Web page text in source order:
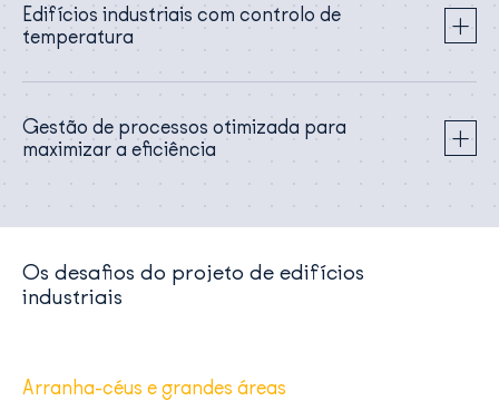
Edifícios industriais com controlo de
temperatura
Gestão de processos otimizada para
maximizar a eficiência
Os desafios do projeto de edifícios
industriais
Arranha-céus e grandes áreas